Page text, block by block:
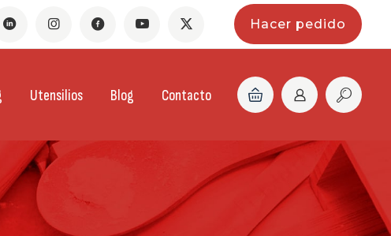
Hacer pedido
Utensilios Blog Contacto